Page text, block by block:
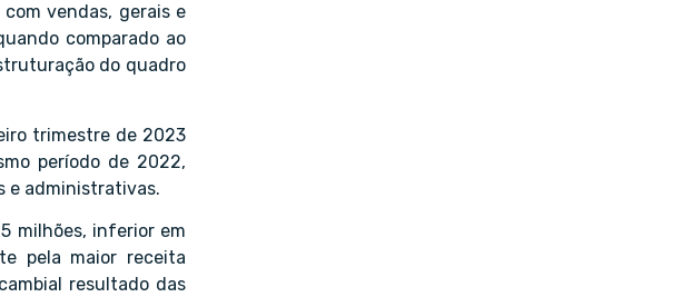
vendas, gerais e
comparado ao
do quadro
trimestre de 2023
período de 2022,
e administrativas.
milhões, inferior em
pela maior receita
resultado das